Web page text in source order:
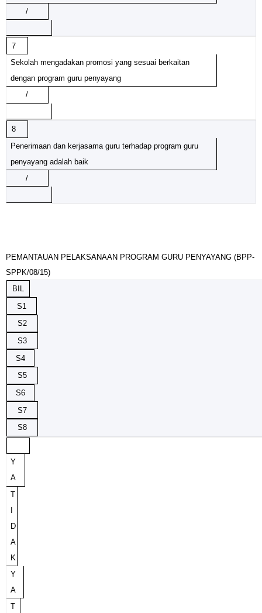
/
7
Sekolah mengadakan promosi yang sesuai berkaitan
dengan program guru penyayang
/
8
Penerimaan dan kerjasama guru terhadap program guru
penyayang adalah baik
/
PEMANTAUAN PELAKSANAAN PROGRAM GURU PENYAYANG (BPP-
SPPK/08/15)
BIL
S1
S2
S3
S4
S5
S6
S7
S8
Y
A
T
I
D
A
K
Y
A
T